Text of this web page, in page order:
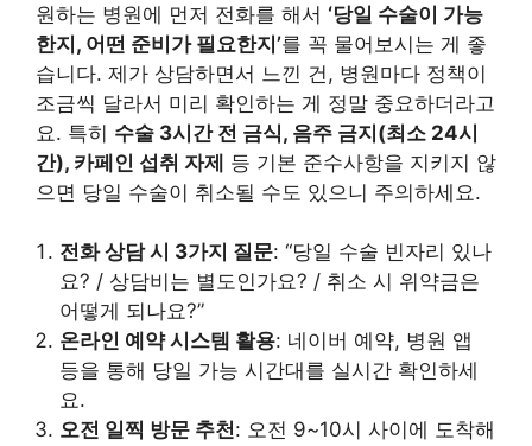
원하는 병원에 먼저 전화를 해서 ‘당일 수술이 가능
한지, 어떤 준비가 필요한지’를 꼭 물어보시는 게 좋
습니다. 제가 상담하면서 느낀 건, 병원마다 정책이
조금씩 달라서 미리 확인하는 게 정말 중요하더라고
요. 특히 수술 3시간 전 금식, 음주 금지(최소 24시
간), 카페인 섭취 자제 등 기본 준수사항을 지키지 않
으면 당일 수술이 취소될 수도 있으니 주의하세요.
전화 상담 시 3가지 질문: “당일 수술 빈자리 있나
요? / 상담비는 별도인가요? / 취소 시 위약금은
어떻게 되나요?”
온라인 예약 시스템 활용: 네이버 예약, 병원 앱
등을 통해 당일 가능 시간대를 실시간 확인하세
요.
오전 일찍 방문 추천: 오전 9~10시 사이에 도착해